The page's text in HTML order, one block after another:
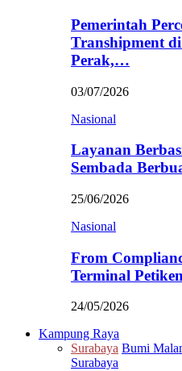
Pemerintah
Transhipment
Perak,…
03/07/2026
Nasional
Layanan
Sembada
25/06/2026
Nasional
From
Terminal
24/05/2026
Kampung Raya
Surabaya Bumi
Surabaya